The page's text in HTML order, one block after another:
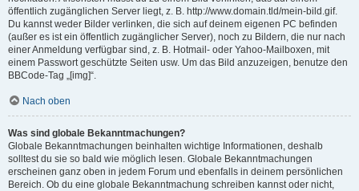
öffentlich zugänglichen Server liegt, z. B. http://www.domain.tld/mein-bild.gif.
Du kannst weder Bilder verlinken, die sich auf deinem eigenen PC befinden
(außer es ist ein öffentlich zugänglicher Server), noch zu Bildern, die nur nach
einer Anmeldung verfügbar sind, z. B. Hotmail- oder Yahoo-Mailboxen, mit
einem Passwort geschützte Seiten usw. Um das Bild anzuzeigen, benutze den
BBCode-Tag „[img]“.
Nach oben
Was sind globale Bekanntmachungen?
Globale Bekanntmachungen beinhalten wichtige Informationen, deshalb
solltest du sie so bald wie möglich lesen. Globale Bekanntmachungen
erscheinen ganz oben in jedem Forum und ebenfalls in deinem persönlichen
Bereich. Ob du eine globale Bekanntmachung schreiben kannst oder nicht,